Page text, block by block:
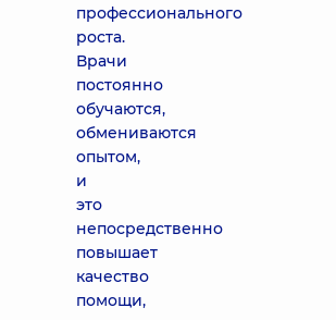
профессионального
роста.
Врачи
постоянно
обучаются,
обмениваются
опытом,
и
это
непосредственно
повышает
качество
помощи,